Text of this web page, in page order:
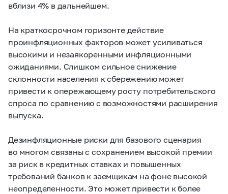
вблизи 4% в дальнейшем.
На краткосрочном горизонте действие
проинфляционных факторов может усиливаться
высокими и незаякоренными инфляционными
ожиданиями. Слишком сильное снижение
склонности населения к сбережению может
привести к опережающему росту потребительского
спроса по сравнению с возможностями расширения
выпуска.
Дезинфляционные риски для базового сценария
во многом связаны с сохранением высокой премии
за риск в кредитных ставках и повышенных
требований банков к заемщикам на фоне высокой
неопределенности. Это может привести к более